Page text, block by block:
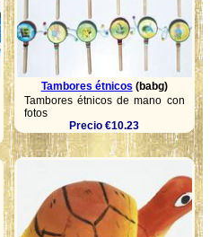
Tambores étnicos (babg)
Tambores étnicos de mano con
fotos
Precio €10.23